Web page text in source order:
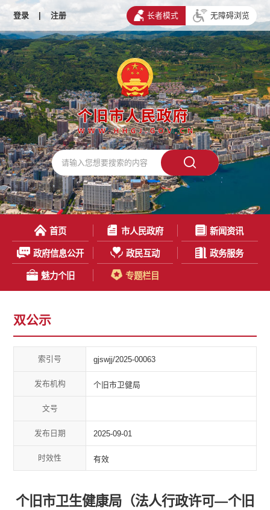
登录 | 注册 长者模式 无障碍浏览
首页 市人民政府 新闻资讯
政府信息公开 政民互动 政务服务
魅力个旧 专题栏目
双公示
索引号 gjswjj/2025-00063
发布机构 个旧市卫健局
文号
发布日期 2025-09-01
时效性 有效
个旧市卫生健康局（法人行政许可—个旧